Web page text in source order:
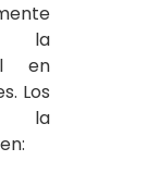
la
en
Los
la